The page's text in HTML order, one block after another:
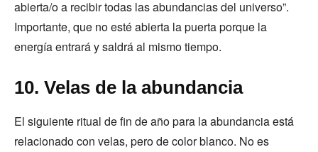
abierta/o a recibir todas las abundancias del universo”.
Importante, que no esté abierta la puerta porque la
energía entrará y saldrá al mismo tiempo.
10. Velas de la abundancia
El siguiente ritual de fin de año para la abundancia está
relacionado con velas, pero de color blanco. No es